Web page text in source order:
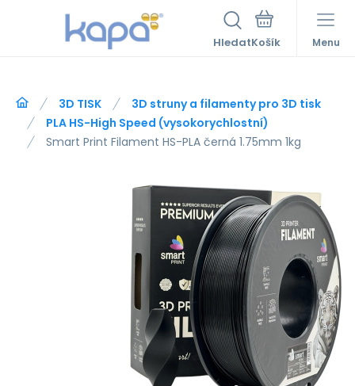
Hledat Menu
3D TISK
3D struny a filamenty pro 3D tisk
PLA HS-High Speed (vysokorychlostní)
Smart Print Filament HS-PLA černá 1.75mm 1kg